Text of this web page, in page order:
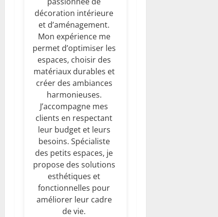
décoration intérieure
et d’aménagement.
Mon expérience me
permet d’optimiser les
espaces, choisir des
matériaux durables et
créer des ambiances
harmonieuses.
J’accompagne mes
clients en respectant
leur budget et leurs
besoins. Spécialiste
des petits espaces, je
propose des solutions
esthétiques et
fonctionnelles pour
améliorer leur cadre
de vie.